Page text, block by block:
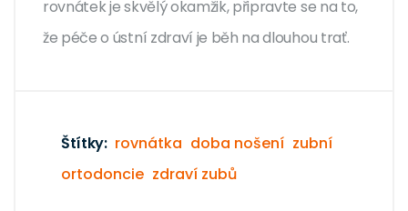
rovnátek je skvělý okamžik, připravte se na to,
že péče o ústní zdraví je běh na dlouhou trať.
Štítky: rovnátka doba nošení zubní
ortodoncie zdraví zubů